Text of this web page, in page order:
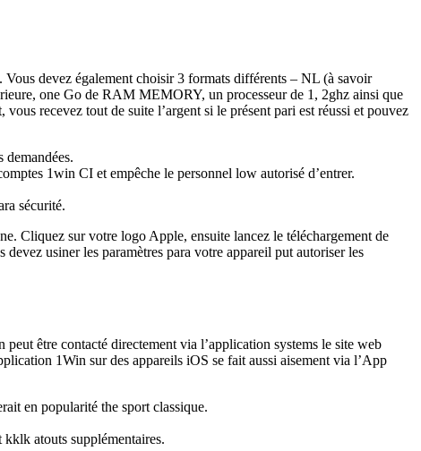
devez également choisir 3 formats différents – NL (à savoir
one Go de RAM MEMORY, un processeur de 1, 2ghz ainsi que
recevez tout de suite l’argent si le présent pari est réussi et pouvez
1win CI et empêche le personnel low autorisé d’entrer.
sécurité.
Cliquez sur votre logo Apple, ensuite lancez le téléchargement de
usiner les paramètres para votre appareil put autoriser les
être contacté directement via l’application systems le site web
1Win sur des appareils iOS se fait aussi aisement via l’App
en popularité the sport classique.
atouts supplémentaires.